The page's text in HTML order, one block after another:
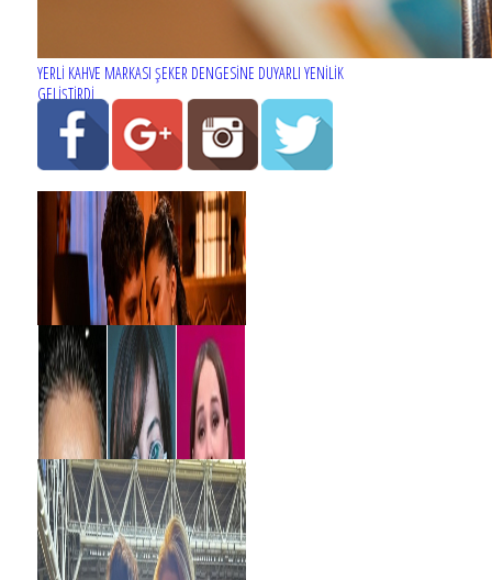
YERLİ KAHVE MARKASI ŞEKER DENGESİNE DUYARLI YENİLİK
GELİŞTİRDİ